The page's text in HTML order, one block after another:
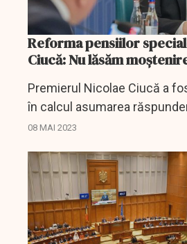
Reforma pensiilor
Ciucă: Nu lăsăm
Premierul Nicolae Ciucă a
în calcul asumarea
reforma pensiilor speciale.
08 MAI 2023